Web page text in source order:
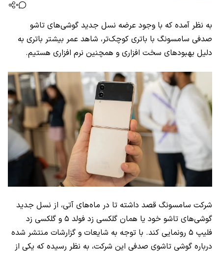
0
به نظر آمده که با وجود عرضه نسل جدید گوشی‌های تاشو
صدفی سامسونگ با باتری کوچک‌تر، شاهد عمر بیشتر باتری به
دلیل بهبود‌های سخت افزاری و همچنین نرم افزاری هستیم.
شرکت سامسونگ قصد داشته تا در ماه‌های آتی، از نسل جدید
گوشی‌های تاشو خود یا همان گلکسی زد فولد ۵ و گلکسی زد
فلیپ ۵ رونمایی کند. با توجه به شایعات و گزارشات منتشر شده
درباره گوشی تاشوی صدفی این شرکت، به نظر رسیده که یکی از